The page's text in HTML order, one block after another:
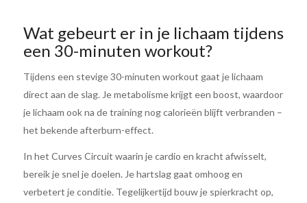
Wat gebeurt er in je lichaam tijdens
een 30-minuten workout?
Tijdens een stevige 30-minuten workout gaat je lichaam
direct aan de slag. Je metabolisme krijgt een boost, waardoor
je lichaam ook na de training nog calorieën blijft verbranden –
het bekende afterburn-effect.
In het Curves Circuit waarin je cardio en kracht afwisselt,
bereik je snel je doelen. Je hartslag gaat omhoog en
verbetert je conditie. Tegelijkertijd bouw je spierkracht op,